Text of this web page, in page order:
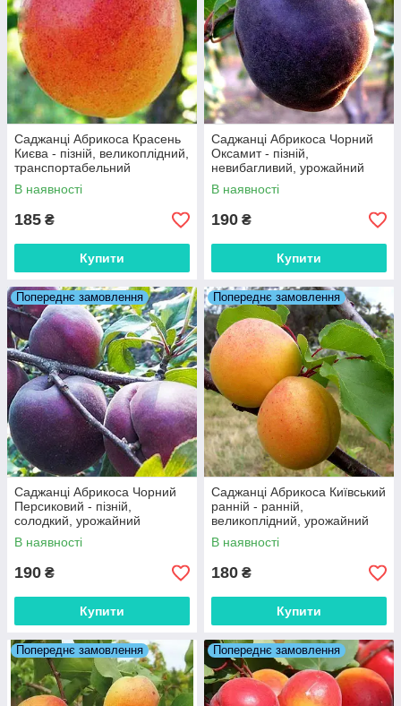
Саджанці Абрикоса Красень
Києва - пізній, великоплідний,
транспортабельний
В наявності
185 ₴
Купити
Саджанці Абрикоса Чорний
Оксамит - пізній,
невибагливий, урожайний
В наявності
190 ₴
Купити
Попереднє замовлення
Саджанці Абрикоса Чорний
Персиковий - пізній,
солодкий, урожайний
В наявності
190 ₴
Купити
Попереднє замовлення
Саджанці Абрикоса Київський
ранній - ранній,
великоплідний, урожайний
В наявності
180 ₴
Купити
Попереднє замовлення Попереднє замовлення